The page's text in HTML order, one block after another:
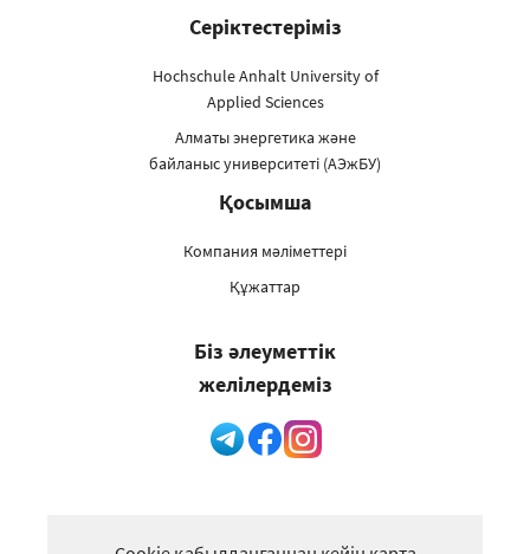
Серіктестеріміз
Hochschule Anhalt University of
Applied Sciences
Алматы энергетика және
байланыс университеті (АЭжБУ)
Қосымша
Компания мәліметтері
Құжаттар
Біз әлеуметтік
желілердеміз